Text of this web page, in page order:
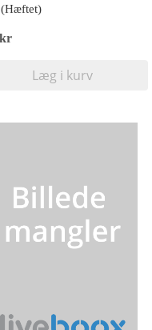
Læg i kurv